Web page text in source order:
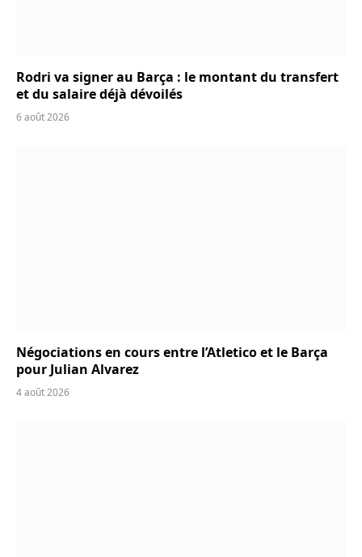
Rodri va signer au Barça : le montant du transfert
et du salaire déjà dévoilés
6 août 2026
Négociations en cours entre l’Atletico et le Barça
pour Julian Alvarez
4 août 2026